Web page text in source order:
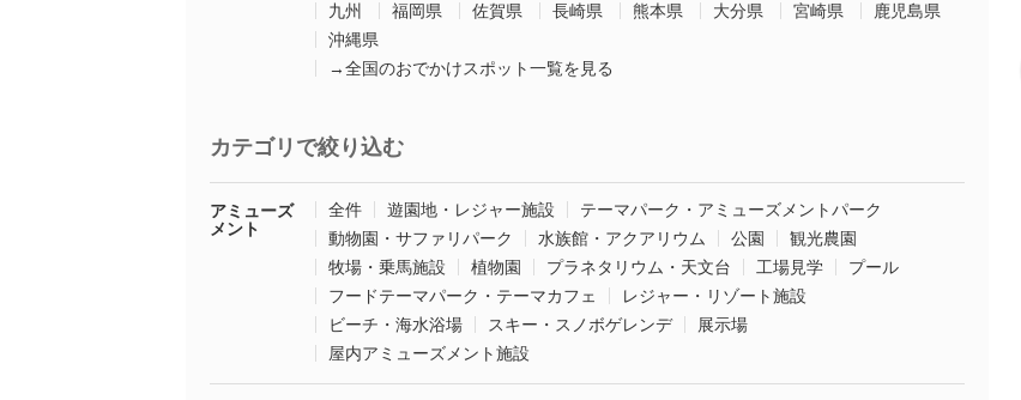
九州 福岡県 佐賀県 長崎県 熊本県 大分県 宮崎県
鹿児島県
沖縄県
→全国のおでかけスポット一覧を見る
カテゴリで絞り込む
アミューズ
メント
全件 遊園地・レジャー施設
テーマパーク・アミューズメントパーク
動物園・サファリパーク
水族館・アクアリウム 公園
観光農園
牧場・乗馬施設
植物園 プラネタリウム・天文台 工場見学
プール
フードテーマパーク・テーマカフェ
レジャー・リゾート施設
ビーチ・海水浴場
スキー・スノボゲレンデ
展示場
屋内アミューズメント施設